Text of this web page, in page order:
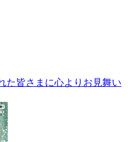
た皆さまに心よりお見舞い